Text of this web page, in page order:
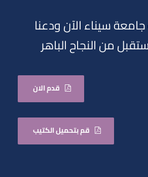
سيناء الآن ودعنا
من النجاح الباهر
قدم الان
قم بتحميل الكتيب